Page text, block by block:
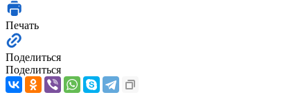
Печать
Поделиться
Поделиться